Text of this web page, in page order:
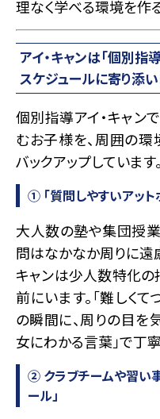
理なく学べる環境を作
アイ・キャンは「個別指
スケジュールに寄り添
個別指導アイ・キャン
むお子様を、周囲の
バックアップしています。
① 「質問しやすいアッ
大人数の塾や集団授
問はなかなか周りに遠
キャンは少人数特化の
前にいます。「難しく
の瞬間に、周りの目を
女にわかる言葉」で丁
② クラブチームや習い
ール」